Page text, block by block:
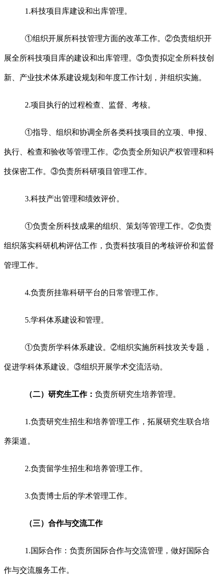
1.科技项目库建设和出库管理。
①组织开展所科技管理方面的改革工作。②负责组织开
展全所科技项目库的建设和出库管理。③负责拟定全所科技创
新、产业技术体系建设规划和年度工作计划，并组织实施。
2.项目执行的过程检查、监督、考核。
①指导、组织和协调全所各类科技项目的立项、申报、
执行、检查和验收等管理工作。②负责全所知识产权管理和科
技保密工作。③负责所科研项目管理工作。
3.科技产出管理和绩效评价。
①负责全所科技成果的组织、策划等管理工作。②负责
组织落实科研机构评估工作，负责科技项目的考核评价和监督
管理工作。
4.负责所挂靠科研平台的日常管理工作。
5.学科体系建设和管理。
①负责所学科体系建设。②组织实施所科技攻关专题，
促进学科体系建设。③组织开展学术交流活动。
（二）研究生工作： 负责所研究生培养管理。
1.负责研究生招生和培养管理工作，拓展研究生联合培
养渠道。
2.负责留学生招生和培养管理工作。
3.负责博士后的学术管理工作。
（三）合作与交流工作
1.国际合作：负责所国际合作与交流管理，做好国际合
作与交流服务工作。